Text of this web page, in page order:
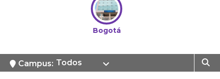
Bogotá
Campus: Todos